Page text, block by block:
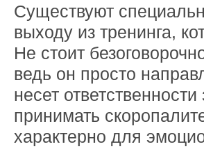
Существуют
выходу из тренинга,
Не стоит
ведь он просто
несет
принимать
характерно для